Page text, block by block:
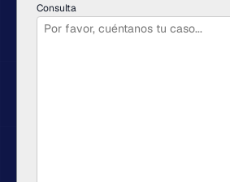
Consulta